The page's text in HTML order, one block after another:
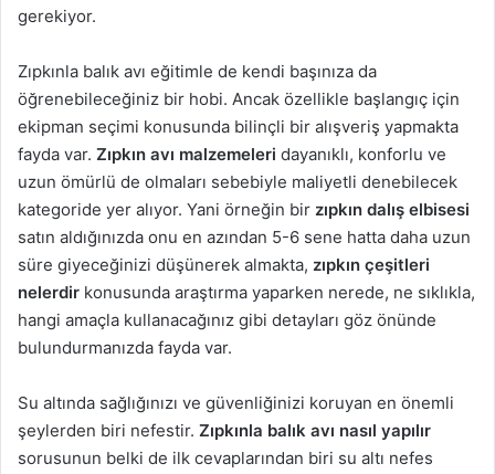
gerekiyor.
Zıpkınla balık avı eğitimle de kendi başınıza da
öğrenebileceğiniz bir hobi. Ancak özellikle başlangıç için
ekipman seçimi konusunda bilinçli bir alışveriş yapmakta
fayda var. Zıpkın avı malzemeleri dayanıklı, konforlu ve
uzun ömürlü de olmaları sebebiyle maliyetli denebilecek
kategoride yer alıyor. Yani örneğin bir zıpkın dalış elbisesi
satın aldığınızda onu en azından 5-6 sene hatta daha uzun
süre giyeceğinizi düşünerek almakta, zıpkın çeşitleri
nelerdir konusunda araştırma yaparken nerede, ne sıklıkla,
hangi amaçla kullanacağınız gibi detayları göz önünde
bulundurmanızda fayda var.
Su altında sağlığınızı ve güvenliğinizi koruyan en önemli
şeylerden biri nefestir. Zıpkınla balık avı nasıl yapılır
sorusunun belki de ilk cevaplarından biri su altı nefes